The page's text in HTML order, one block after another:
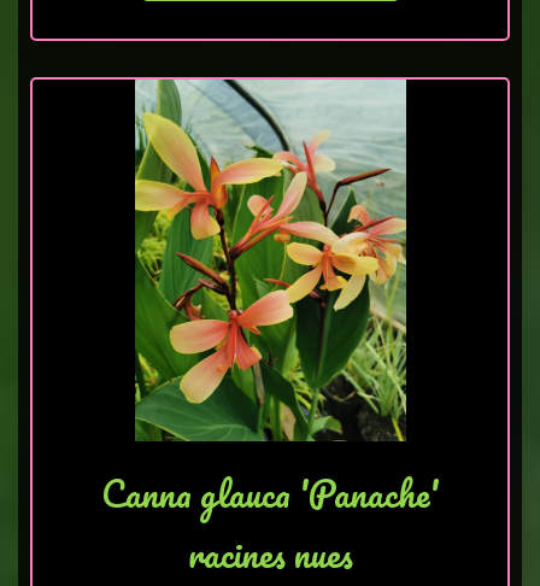
Canna glauca 'Panache'
racines nues